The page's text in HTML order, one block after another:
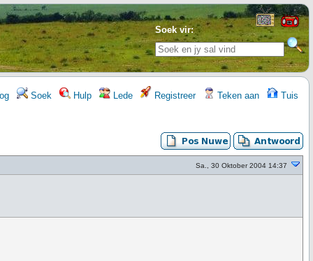
Soek vir:
Soek Hulp Lede Registreer Teken aan Tuis
Sa., 30 Oktober 2004 14:37